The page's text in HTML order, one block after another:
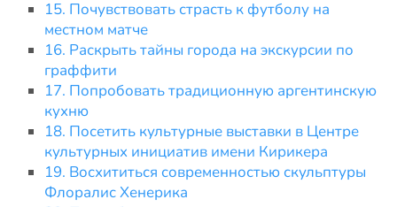
15. Почувствовать страсть к футболу на
местном матче
16. Раскрыть тайны города на экскурсии по
граффити
17. Попробовать традиционную аргентинскую
кухню
18. Посетить культурные выставки в Центре
культурных инициатив имени Кирикера
19. Восхититься современностью скульптуры
Флоралис Хенерика